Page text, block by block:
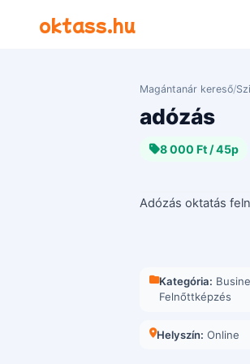
oktass.hu
Magántanár kereső/
adózás
8 000 Ft / 45p
Adózás oktatás
Kategória:
Felnőttképzés
Helyszín: Online